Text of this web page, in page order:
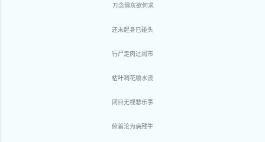
万念俱灰欲何求
还未起身已碰头
行尸走肉过闹市
枯叶凋花顺水流
闭目无视悲乐事
俯首沦为病残牛